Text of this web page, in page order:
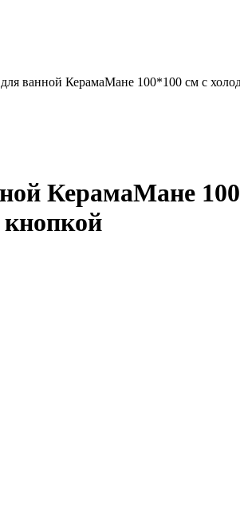
для ванной КерамаМане 100*100 см с
КерамаМане
кнопкой